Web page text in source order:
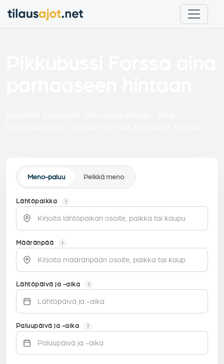
Meno-paluu Pelkkä meno
Lähtöpaikka i
Määränpää i
Lähtöpäivä ja -aika i
Paluupäivä ja -aika i